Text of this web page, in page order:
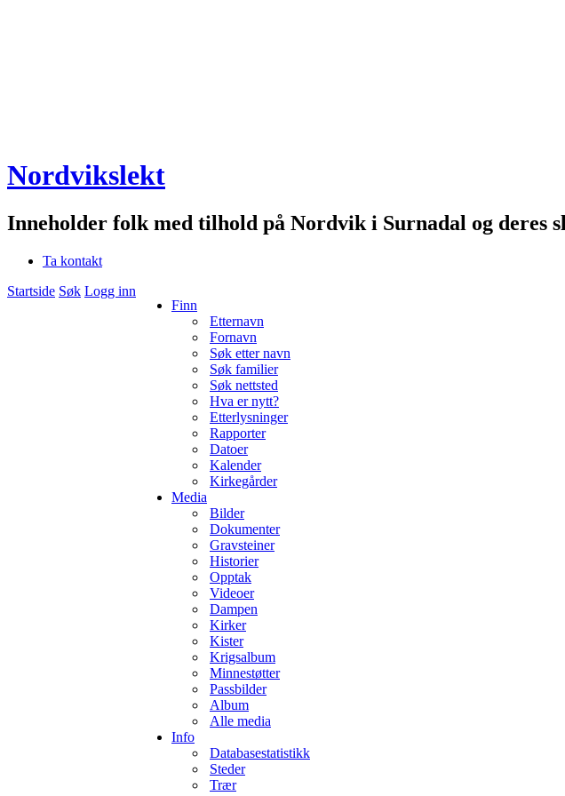
Nordvikslekt
Inneholder folk med tilhold på Nordvik i Surnadal og deres
Ta kontakt
Startside Søk Logg inn
Finn
Etternavn
Fornavn
Søk etter navn
Søk familier
Søk nettsted
Hva er nytt?
Etterlysninger
Rapporter
Datoer
Kalender
Kirkegårder
Media
Bilder
Dokumenter
Gravsteiner
Historier
Opptak
Videoer
Dampen
Kirker
Kister
Krigsalbum
Minnestøtter
Passbilder
Album
Alle media
Info
Databasestatistikk
Steder
Trær